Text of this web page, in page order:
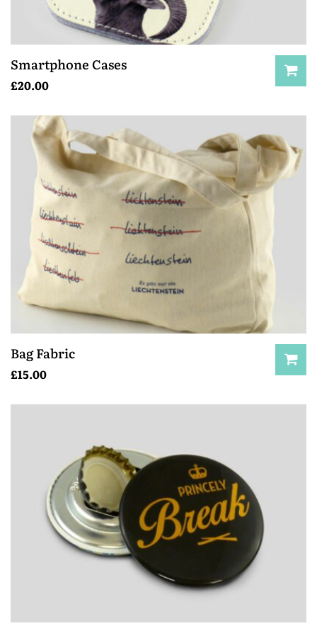
Smartphone Cases
£20.00
Bag Fabric
£15.00